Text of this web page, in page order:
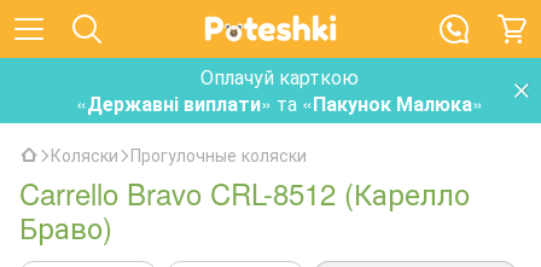
Оплачуй карткою
«Державні виплати» та «Пакунок Малюка»
Коляски Прогулочные коляски
Carrello Bravo CRL-8512 (Карелло
Браво)